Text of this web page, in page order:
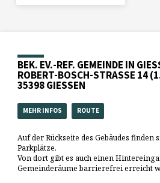
BEK. EV.-REF. GEMEINDE IN
ROBERT-BOSCH-STRASSE 14
35398 GIESSEN
MEHR INFOS ROUTE
Auf der Rückseite des Gebäudes finden
Parkplätze.
Von dort gibt es auch einen
Gemeinderäume barrierefrei erreicht